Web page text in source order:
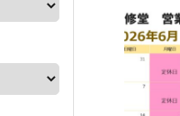
６月の営
お知らせ